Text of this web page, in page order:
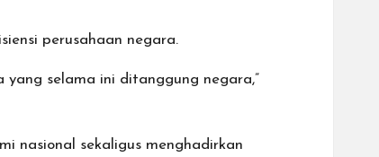
perusahaan negara.
selama ini ditanggung negara,”
nasional sekaligus menghadirkan